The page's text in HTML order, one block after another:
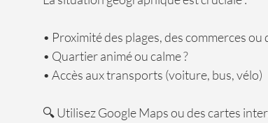
• Proximité des plages, des commerces
• Quartier animé ou calme ?
• Accès aux transports (voiture, bus, vélo)
🔍 Utilisez Google Maps ou des cartes